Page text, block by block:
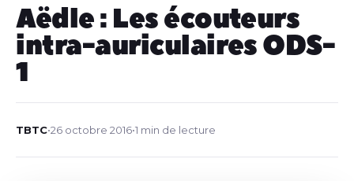
Aëdle : Les écouteurs
intra-auriculaires ODS-
1
TBTC•26 octobre 2016•1 min de lecture